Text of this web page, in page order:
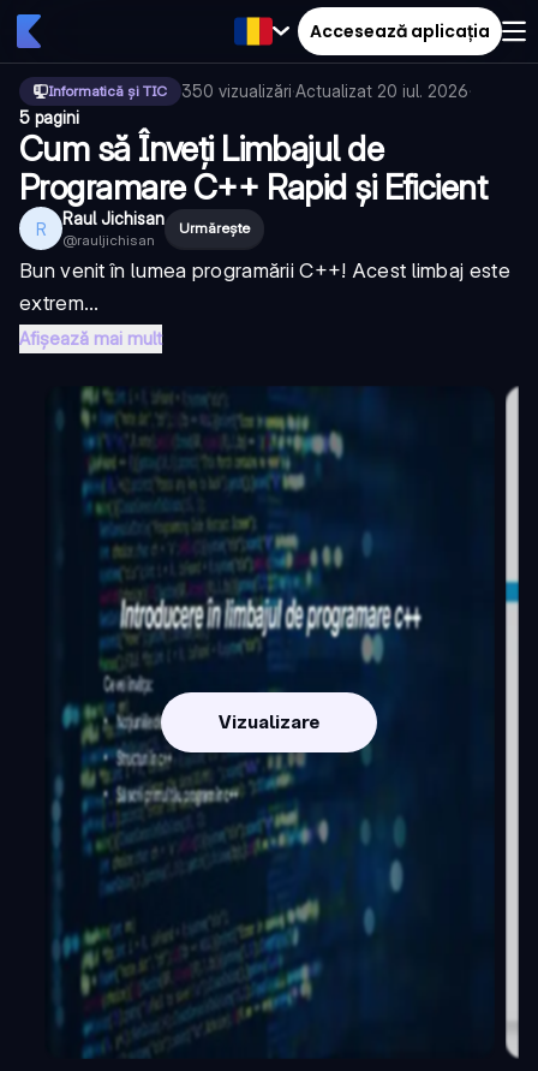
Accesează aplicația
Informatică și TIC 350 vizualizări·Actualizat 20 iul. 2026·
5 pagini
Cum să Înveți Limbajul de
Programare C++ Rapid și Eficient
R Raul Jichisan
@rauljichisan
Urmărește
Bun venit în lumea programării C++! Acest limbaj este
extrem...
Afișează mai mult
Vizualizare